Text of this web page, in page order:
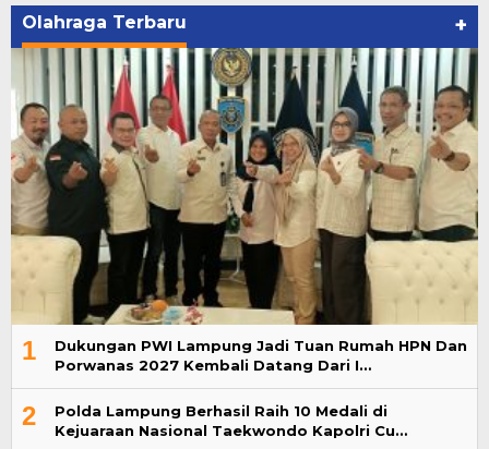
Olahraga Terbaru +
1
Dukungan PWI Lampung Jadi Tuan Rumah HPN Dan
Porwanas 2027 Kembali Datang Dari I…
2
Polda Lampung Berhasil Raih 10 Medali di
Kejuaraan Nasional Taekwondo Kapolri Cu…